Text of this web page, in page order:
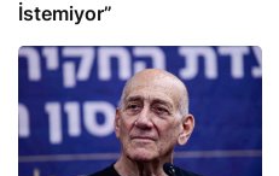
İstemiyor”